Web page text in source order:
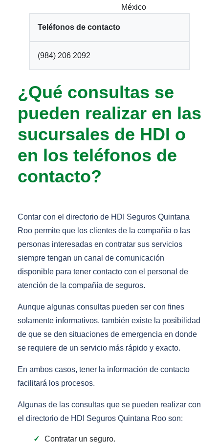
México
Teléfonos de contacto
(984) 206 2092
¿Qué consultas se
pueden realizar en las
sucursales de HDI o
en los teléfonos de
contacto?
Contar con el directorio de HDI Seguros Quintana
Roo permite que los clientes de la compañía o las
personas interesadas en contratar sus servicios
siempre tengan un canal de comunicación
disponible para tener contacto con el personal de
atención de la compañía de seguros.
Aunque algunas consultas pueden ser con fines
solamente informativos, también existe la posibilidad
de que se den situaciones de emergencia en donde
se requiere de un servicio más rápido y exacto.
En ambos casos, tener la información de contacto
facilitará los procesos.
Algunas de las consultas que se pueden realizar con
el directorio de HDI Seguros Quintana Roo son:
Contratar un seguro.